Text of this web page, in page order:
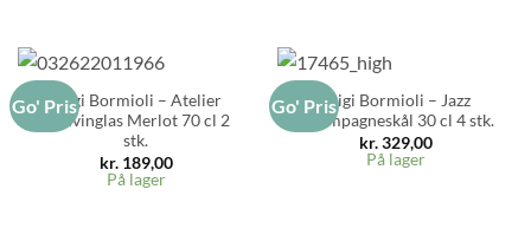
Go' PrisLuigi Bormioli – Atelier
Rødvinglas Merlot 70 cl 2
stk.
kr.189,00
På lager
Go' PrisLuigi Bormioli – Jazz
Champagneskål 30 cl 4 stk.
kr.329,00
På lager